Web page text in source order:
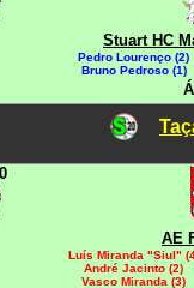
Stuart HC
Pedro Lourenço (2)
Bruno Pedroso (1)
AE
Luís Miranda "Siul"
André Jacinto (2)
Vasco Miranda (3)